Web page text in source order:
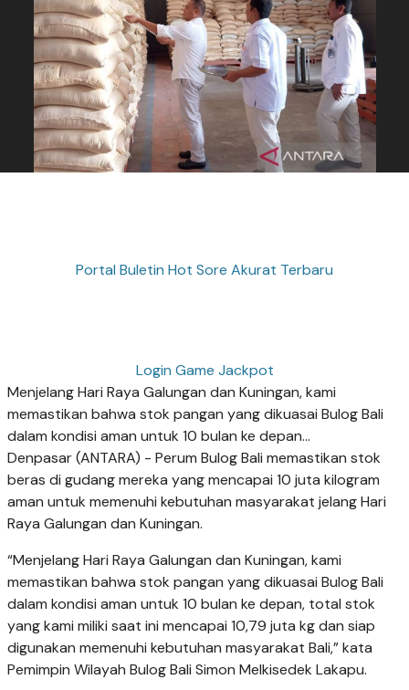
Portal Buletin Hot Sore Akurat Terbaru
Login Game Jackpot
Menjelang Hari Raya Galungan dan Kuningan, kami
memastikan bahwa stok pangan yang dikuasai Bulog Bali
dalam kondisi aman untuk 10 bulan ke depan...
Denpasar (ANTARA) - Perum Bulog Bali memastikan stok
beras di gudang mereka yang mencapai 10 juta kilogram
aman untuk memenuhi kebutuhan masyarakat jelang Hari
Raya Galungan dan Kuningan.
“Menjelang Hari Raya Galungan dan Kuningan, kami
memastikan bahwa stok pangan yang dikuasai Bulog Bali
dalam kondisi aman untuk 10 bulan ke depan, total stok
yang kami miliki saat ini mencapai 10,79 juta kg dan siap
digunakan memenuhi kebutuhan masyarakat Bali,” kata
Pemimpin Wilayah Bulog Bali Simon Melkisedek Lakapu.